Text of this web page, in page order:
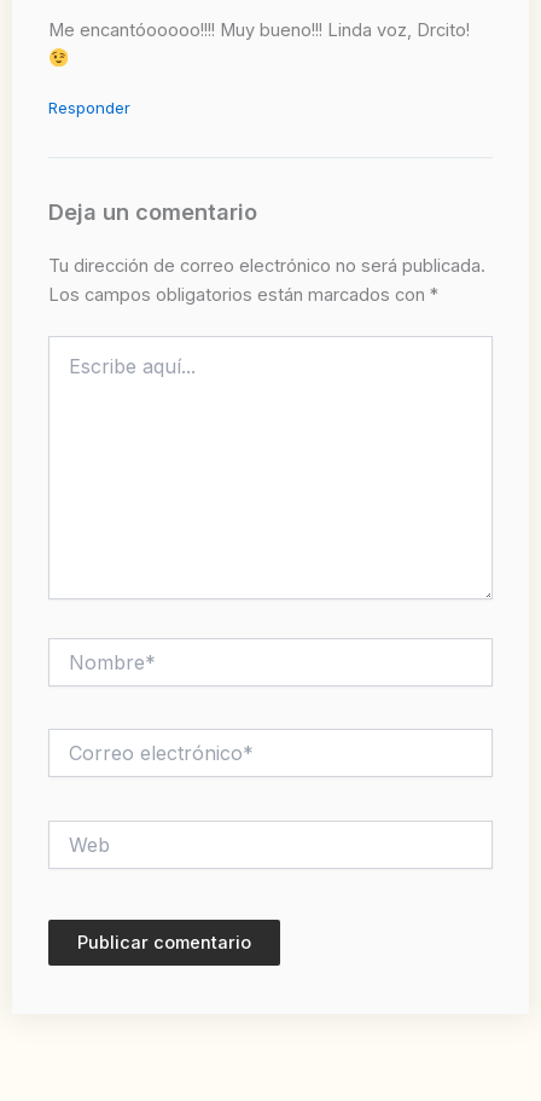
Me encantóooooo!!!! Muy bueno!!! Linda voz, Drcito!
Responder
Deja un comentario
Tu dirección de correo electrónico no será publicada.
Los campos obligatorios están marcados con *
aquí...
electrónico*